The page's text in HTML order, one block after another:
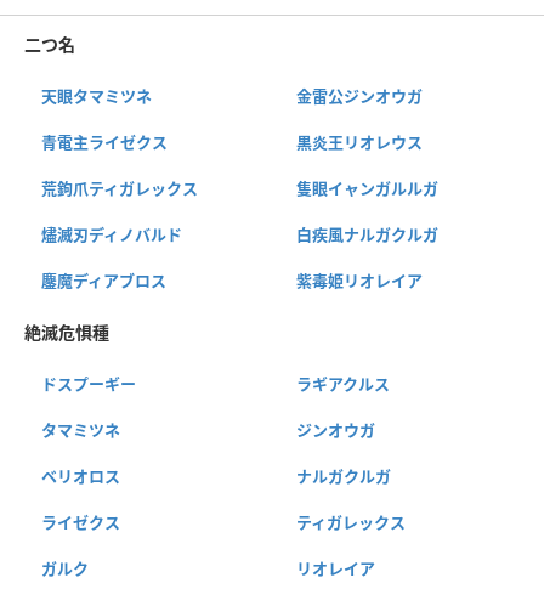
二つ名
天眼タマミツネ 金雷公ジンオウガ
青電主ライゼクス 黒炎王リオレウス
荒鉤爪ティガレックス 隻眼イャンガルルガ
燼滅刃ディノバルド 白疾風ナルガクルガ
鏖魔ディアブロス 紫毒姫リオレイア
絶滅危惧種
ドスプーギー ラギアクルス
タマミツネ ジンオウガ
ベリオロス ナルガクルガ
ライゼクス ティガレックス
ガルク リオレイア